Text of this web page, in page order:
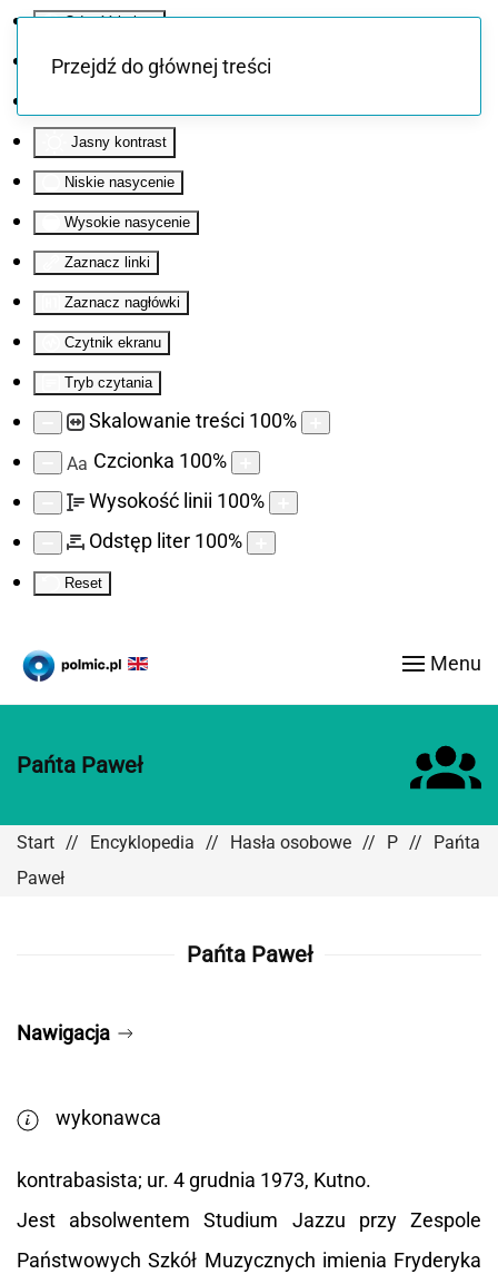
Odwróć kolory
Monochromatyczny
Jasny kontrast
Niskie nasycenie
Wysokie nasycenie
Zaznacz linki
Zaznacz nagłówki
Czytnik ekranu
Tryb czytania
Skalowanie treści 100%
Aa Czcionka 100%
Wysokość linii 100%
Odstęp liter 100%
Reset
Przejdź do głównej treści
Menu
Pańta Paweł
Start Encyklopedia Hasła osobowe P
Pańta
Paweł
Pańta Paweł
Nawigacja
wykonawca
kontrabasista; ur. 4 grudnia 1973, Kutno.
Jest absolwentem Studium Jazzu przy Zespole
Państwowych Szkół Muzycznych imienia Fryderyka